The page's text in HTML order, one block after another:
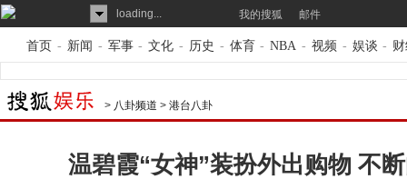
loading... 我的搜狐 邮件
首页 - 新闻 - 军事 - 文化 - 历史 - 体育 - NBA - 视频 - 娱谈 -
> 八卦频道 > 港台八卦
温碧霞“女神”装扮外出购物 不